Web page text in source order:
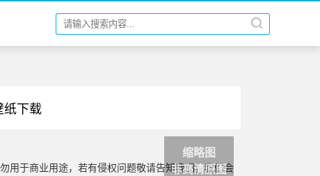
纸下载
缩略图
非高清原图
用于商业用途，若有侵权问题敬请告知我们，我们会